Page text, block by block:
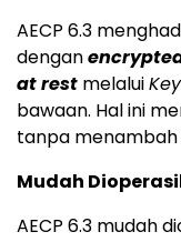
AECP 6.3
dengan
at rest melalui
bawaan. Hal ini
tanpa
Mudah
AECP 6.3 mudah